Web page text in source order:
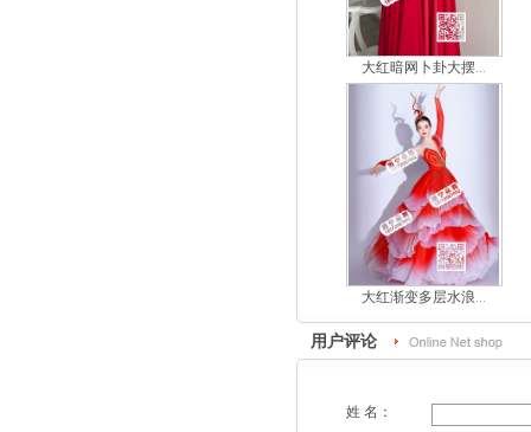
大红暗网卜卦大摆...
大红渐变多层水浪...
用户评论
姓 名：